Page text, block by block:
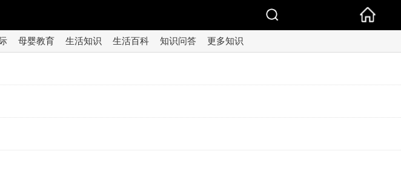
母婴教育 生活知识 生活百科 知识问答 更多知识